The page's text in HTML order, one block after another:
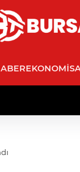
EKONOMI